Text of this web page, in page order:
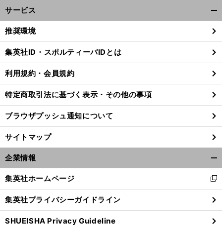
サービス
閉
る
推奨環境
集英社ID・スポルティーバIDとは
利用規約・会員規約
特定商取引法に基づく表示・その他の事項
ブラウザプッシュ通知について
サイトマップ
企業情報
閉
る
集英社ホームページ
新
し
い
ウ
ィ
集英社プライバシーガイドライン
SHUEISHA Privacy Guideline